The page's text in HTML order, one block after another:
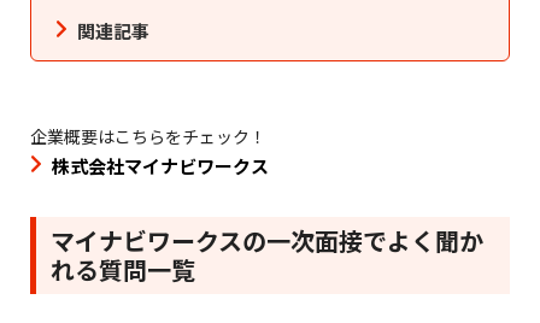
関連記事
企業概要はこちらをチェック！
株式会社マイナビワークス
マイナビワークスの一次面接でよく聞か
れる質問一覧